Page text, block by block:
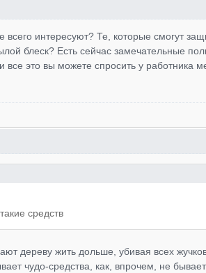
интересуют? Те, которые смогут
блеск? Есть сейчас замечательные
все это вы можете спросить у работника
средств
дереву жить дольше, убивая всех
чудо-средства, как, впрочем, не